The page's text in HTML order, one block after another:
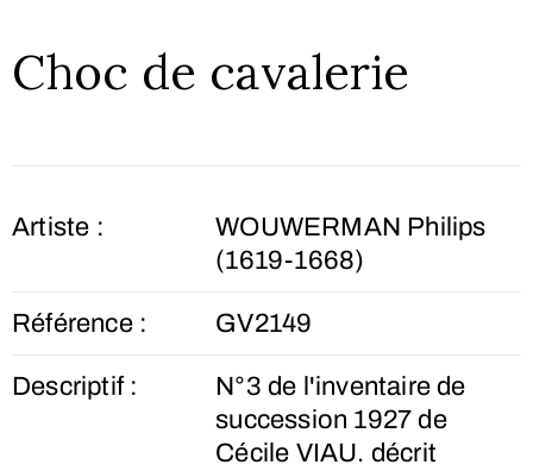
Choc de cavalerie
Artiste :
WOUWERMAN Philips
(1619-1668)
Référence : GV2149
Descriptif :
N°3 de l'inventaire de
succession 1927 de
Cécile VIAU. décrit